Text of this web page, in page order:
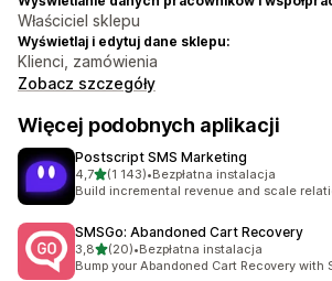
Właściciel sklepu
Wyświetlaj i edytuj dane sklepu:
Klienci, zamówienia
Zobacz szczegóły
Więcej podobnych aplikacji
Postscript SMS Marketing
4,7na 5 gwiazdek
(1 143)
Łączna liczba recenzji: 1143
•Bezpłatna instalacja
Build incremental revenue and scale
SMSGo: Abandoned Cart Recovery
3,8na 5 gwiazdek
(20)
Łączna liczba recenzji: 20
•Bezpłatna instalacja
Bump your Abandoned Cart Recovery with